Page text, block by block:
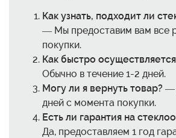
Как узнать, подходит ли
— Мы предоставим вам все
покупки.
Как быстро
Обычно в течение 1-2 дней.
Могу ли я вернуть товар? —
дней с момента покупки.
Есть ли гарантия на
Да, предоставляем 1 год